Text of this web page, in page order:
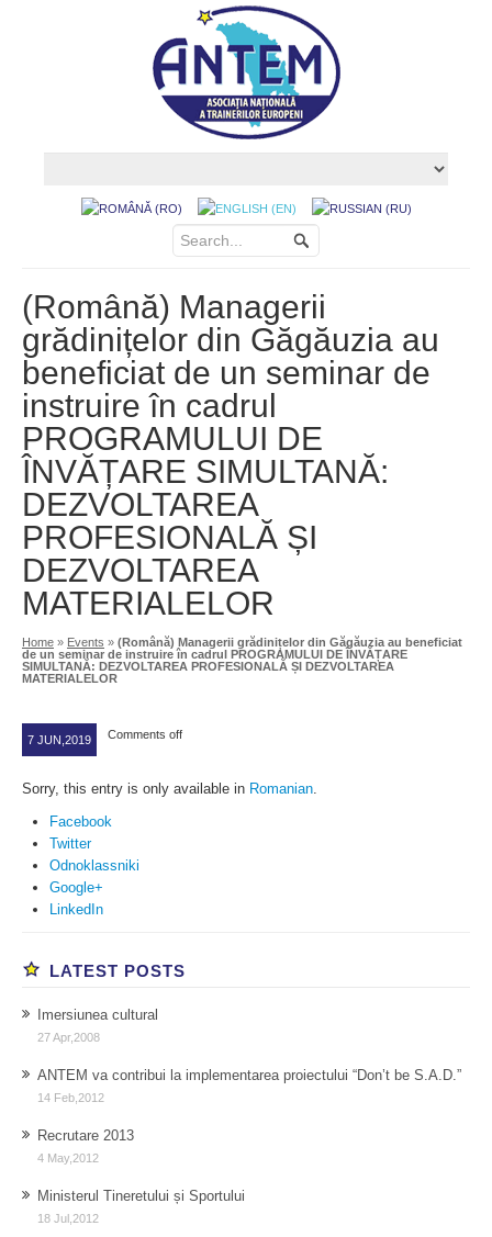
(Română) Managerii
grădinițelor din Găgăuzia au
beneficiat de un seminar de
instruire în cadrul
PROGRAMULUI DE
ÎNVĂȚARE SIMULTANĂ:
DEZVOLTAREA
PROFESIONALĂ ȘI
DEZVOLTAREA
MATERIALELOR
Home » Events » (Română) Managerii grădinițelor din Găgăuzia au beneficiat
de un seminar de instruire în cadrul PROGRAMULUI DE ÎNVĂȚARE
SIMULTANĂ: DEZVOLTAREA PROFESIONALĂ ȘI DEZVOLTAREA
MATERIALELOR
7 JUN,2019 Comments off
Sorry, this entry is only available in Romanian.
Facebook
Twitter
Odnoklassniki
Google+
LinkedIn
LATEST POSTS
Imersiunea cultural
27 Apr,2008
ANTEM va contribui la implementarea proiectului “Don’t be S.A.D.”
14 Feb,2012
Recrutare 2013
4 May,2012
Ministerul Tineretului și Sportului
18 Jul,2012